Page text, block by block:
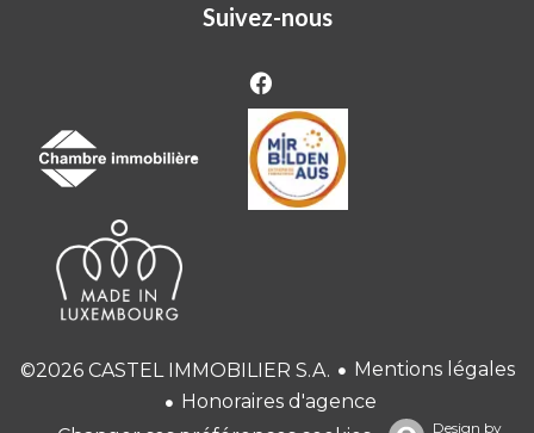
Suivez-nous
©2026 CASTEL IMMOBILIER S.A.
Mentions légales
Honoraires d'agence
Design by